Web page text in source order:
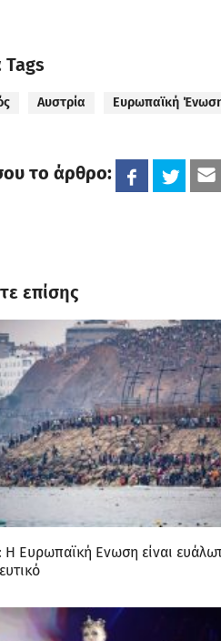
Tags
Αυστρία Ευρωπαϊκή
το άρθρο:
επίσης
Ευρωπαϊκή Ενωση είναι